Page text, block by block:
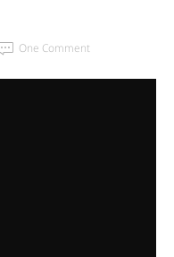
One Comment